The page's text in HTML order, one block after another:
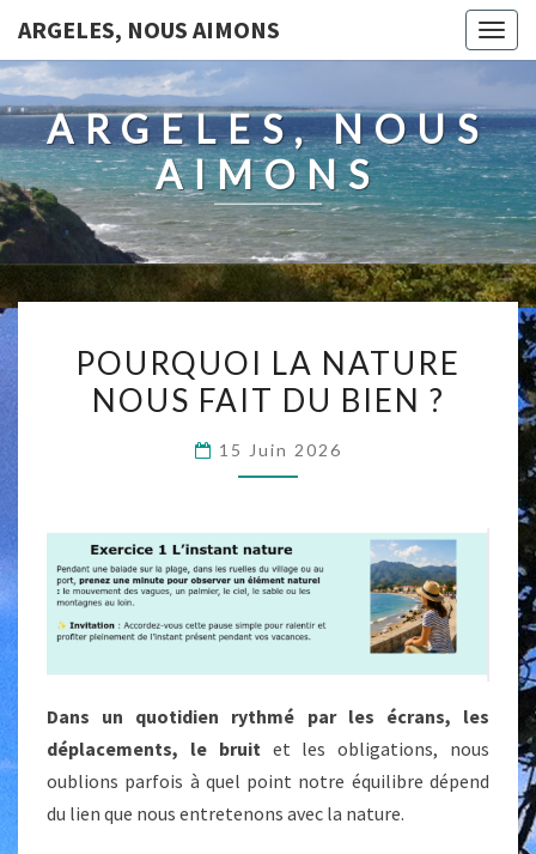
ARGELES, NOUS AIMONS
ARGELES, NOUS
AIMONS
LA
NATURE
BIEN
?
POURQUOI LA NATURE
NOUS FAIT DU BIEN ?
15 Juin 2026
Dans un quotidien rythmé par les écrans, les
déplacements, le bruit et les obligations, nous
oublions parfois à quel point notre équilibre dépend
du lien que nous entretenons avec la nature.